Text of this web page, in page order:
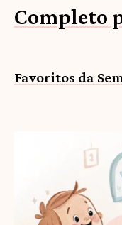
Completo
Favoritos da